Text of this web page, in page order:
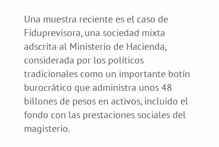
Una muestra reciente es el caso de
Fiduprevisora, una sociedad mixta
adscrita al Ministerio de Hacienda,
considerada por los políticos
tradicionales como un importante botín
burocrático que administra unos 48
billones de pesos en activos, incluido el
fondo con las prestaciones sociales del
magisterio.